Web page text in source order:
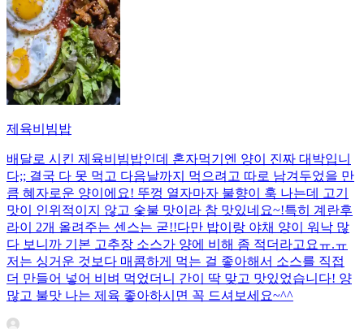
제육비빔밥
배달로 시킨 제육비빔밥인데 혼자먹기엔 양이 진짜 대박입니
다;; 결국 다 못 먹고 다음날까지 먹으려고 따로 남겨두었을 만
큼 혜자로운 양이에요! 뚜껑 열자마자 불향이 훅 나는데 고기
맛이 인위적이지 않고 숯불 맛이라 참 맛있네요~!특히 계란후
라이 2개 올려주는 센스는 굳!! ​다만 밥이랑 야채 양이 워낙 많
다 보니까 기본 고추장 소스가 양에 비해 좀 적더라고요ㅠ.ㅠ
저는 싱거운 것보다 매콤하게 먹는 걸 좋아해서 소스를 직접
더 만들어 넣어 비벼 먹었더니 간이 딱 맞고 맛있었습니다! 양
많고 불맛 나는 제육 좋아하시면 꼭 드셔보세요~^^